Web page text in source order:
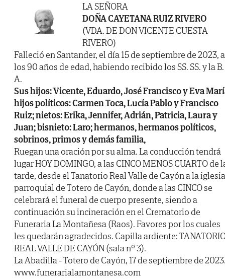
LA SEÑORA
DOÑA CAYETANA RUIZ RIVERO
(VDA. DE DON VICENTE CUESTA
RIVERO)
Falleció en Santander, el día 15 de septiembre de 2023, a
los 90 años de edad, habiendo recibido los SS. SS. y la B.
A.
Sus hijos: Vicente, Eduardo, José Francisco y Eva
hijos políticos: Carmen Toca, Lucía Pablo y Francisco
Ruiz; nietos: Erika, Jennifer, Adrián, Patricia, Laura y
Juan; bisnieto: Laro; hermanos, hermanos políticos,
sobrinos, primos y demás familia,
Ruegan una oración por su alma. La conducción tendrá
lugar HOY DOMINGO, a las CINCO MENOS CUARTO de
tarde, desde el Tanatorio Real Valle de Cayón a la iglesia
parroquial de Totero de Cayón, donde a las CINCO se
celebrará el funeral de cuerpo presente, siendo a
continuación su incineración en el Crematorio de
Funeraria La Montañesa (Raos). Favores por los cuales
les quedarán agradecidos. Capilla ardiente:
REAL VALLE DE CAYÓN (sala nº 3).
La Abadilla - Totero de Cayón, 17 de septiembre de
www.funerarialamontanesa.com